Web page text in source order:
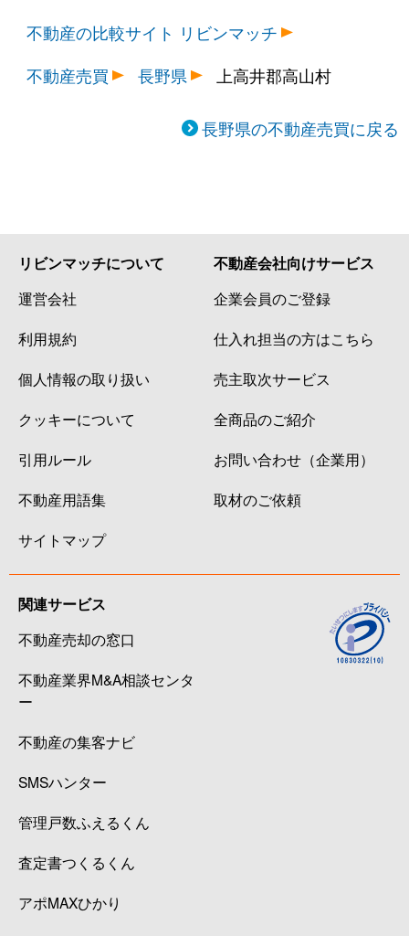
不動産の比較サイト リビンマッチ
不動産売買
長野県 上高井郡高山村
長野県の不動産売買に戻る
リビンマッチについて
運営会社
利用規約
個人情報の取り扱い
クッキーについて
引用ルール
不動産用語集
サイトマップ
不動産会社向けサービス
企業会員のご登録
仕入れ担当の方はこちら
売主取次サービス
全商品のご紹介
お問い合わせ（企業用）
取材のご依頼
関連サービス
不動産売却の窓口
不動産業界M&A相談センタ
ー
不動産の集客ナビ
SMSハンター
管理戸数ふえるくん
査定書つくるくん
アポMAXひかり